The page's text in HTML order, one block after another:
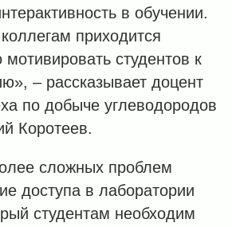
в обучении.
приходится
студентов к
– рассказывает доцент
по добыче углеводородов
Коротеев.
сложных проблем
доступа в лаборатории
студентам необходим